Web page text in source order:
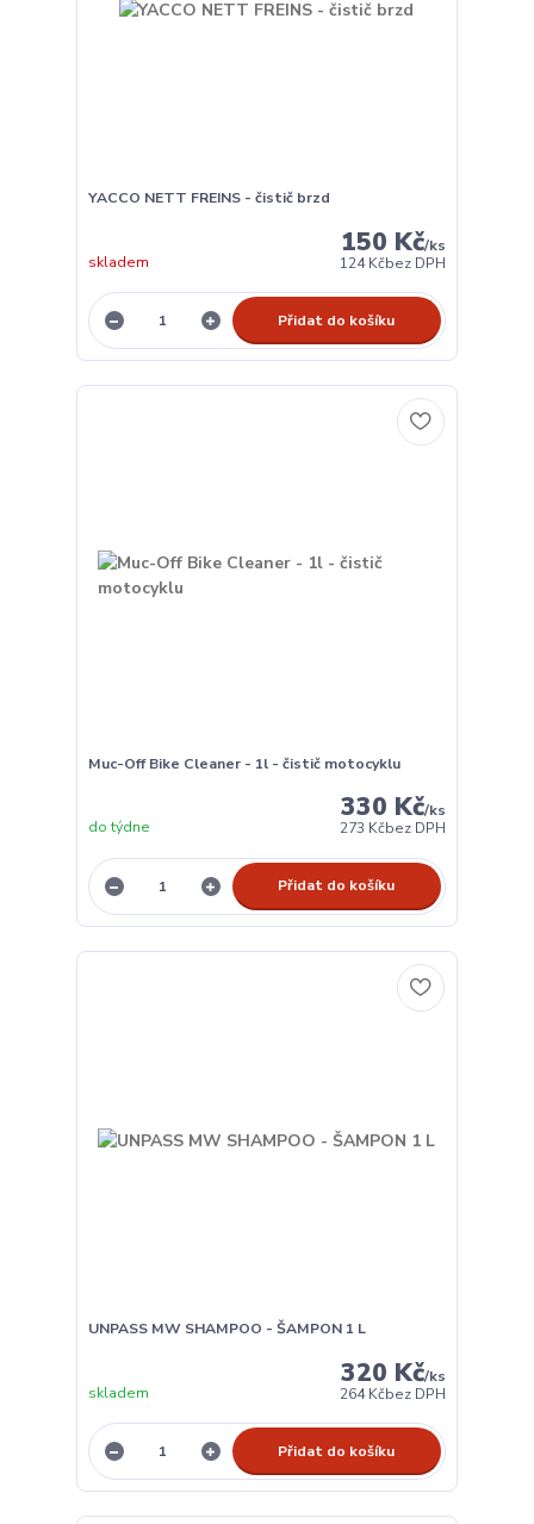
YACCO NETT FREINS - čistič brzd
150 Kč/ks
124 Kčbez DPH
skladem
Přidat do košíku
Muc-Off Bike Cleaner - 1l - čistič motocyklu
330 Kč/ks
273 Kčbez DPH
do týdne
Přidat do košíku
UNPASS MW SHAMPOO - ŠAMPON 1 L
320 Kč/ks
264 Kčbez DPH
skladem
Přidat do košíku